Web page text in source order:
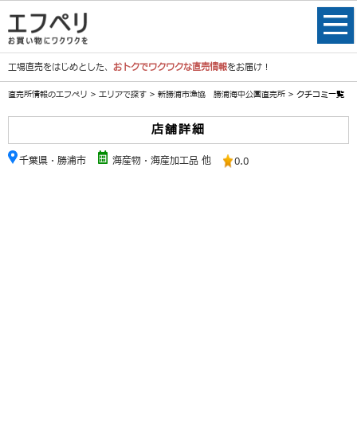
工場直売をはじめとした、 おトクでワクワクな直売情報をお届け！
直売所情報のエフペリ > エリアで探す > 新勝浦市漁協 勝浦海中公園直売所 > クチコミ一覧
店舗詳細
千葉県・勝浦市 海産物・海産加工品 他 0.0